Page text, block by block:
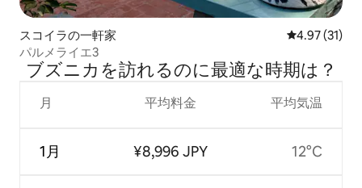
スコイラの一軒家 レビュー31
4.97 (31)
パルメライエ3
ブズニカを訪⁠れ⁠るの⁠に最⁠適⁠な時⁠期⁠は⁠？
月
1月
平均料金
¥8,996 JPY
平均気温
12°C